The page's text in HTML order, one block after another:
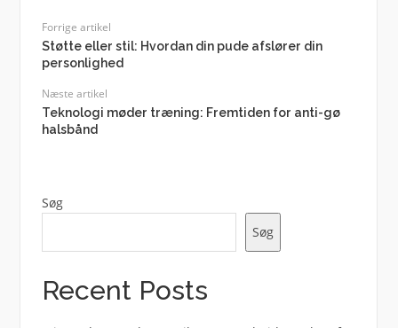
Forrige artikel
Støtte eller stil: Hvordan din pude afslører din
personlighed
Næste artikel
Teknologi møder træning: Fremtiden for anti-gø
halsbånd
Søg
Søg
Recent Posts